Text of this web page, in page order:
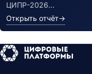
ЦИПР-2026…
Открыть отчёт→